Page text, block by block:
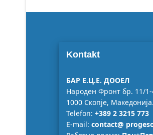
Kontakt
БАР Е.Ц.Е. ДООЕЛ
Народен Фронт бр. 11/
1000 Скопје, Македонија.
Telefon: +389 2 3215 773
E-mail: contact@